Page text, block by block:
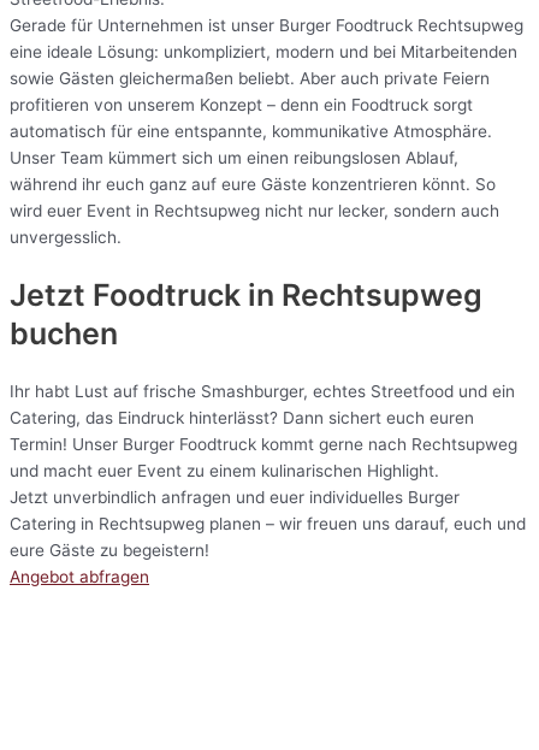
Gerade für Unternehmen ist unser Burger Foodtruck Rechtsupweg
eine ideale Lösung: unkompliziert, modern und bei Mitarbeitenden
sowie Gästen gleichermaßen beliebt. Aber auch private Feiern
profitieren von unserem Konzept – denn ein Foodtruck sorgt
automatisch für eine entspannte, kommunikative Atmosphäre.
Unser Team kümmert sich um einen reibungslosen Ablauf,
während ihr euch ganz auf eure Gäste konzentrieren könnt. So
wird euer Event in Rechtsupweg nicht nur lecker, sondern auch
unvergesslich.
Jetzt Foodtruck in Rechtsupweg
buchen
Ihr habt Lust auf frische Smashburger, echtes Streetfood und ein
Catering, das Eindruck hinterlässt? Dann sichert euch euren
Termin! Unser Burger Foodtruck kommt gerne nach Rechtsupweg
und macht euer Event zu einem kulinarischen Highlight.
Jetzt unverbindlich anfragen und euer individuelles Burger
Catering in Rechtsupweg planen – wir freuen uns darauf, euch und
eure Gäste zu begeistern!
Angebot abfragen